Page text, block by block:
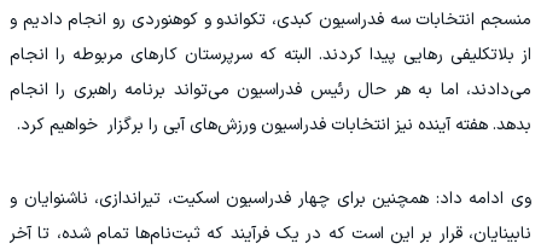
منسجم انتخابات سه فدراسیون کبدی، تکواندو و کوهنوردی رو انجام دادیم و
از بلاتکلیفی رهایی پیدا کردند. البته که سرپرستان کارهای مربوطه را انجام
می‌دادند، اما به هر حال رئیس فدراسیون می‌تواند برنامه راهبری را انجام
بدهد. هفته آینده نیز انتخابات فدراسیون ورزش‌های آبی را برگزار خواهیم کرد.
وی ادامه داد: همچنین برای چهار فدراسیون اسکیت، تیراندازی، ناشنوایان و
نابینایان، قرار بر این است که در یک فرآیند که ثبت‌نام‌ها تمام شده، تا آخر